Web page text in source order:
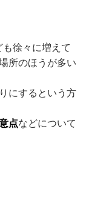
徐々に増えて
所のほうが多い
にするという方
点などについて